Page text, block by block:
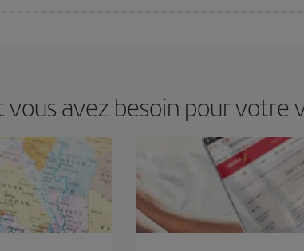
avez besoin pour votre